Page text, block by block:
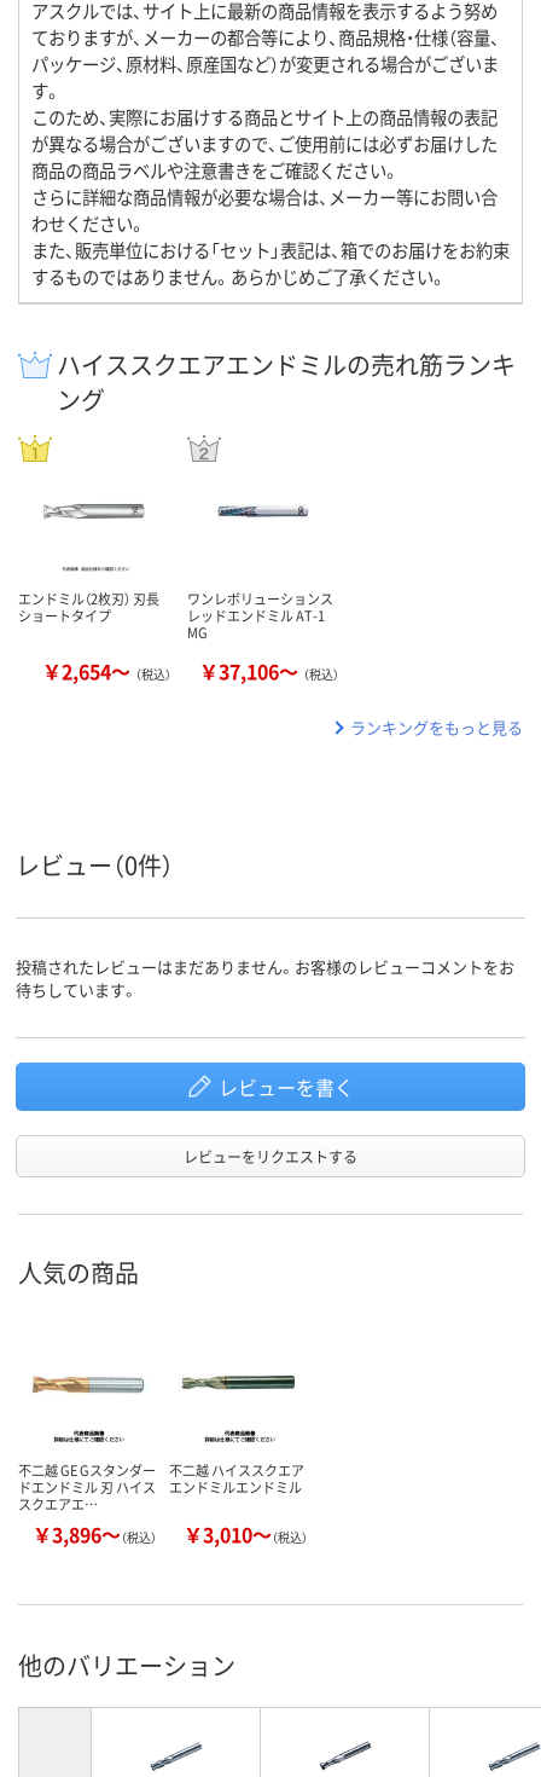
アスクルでは、サイト上に最新の商品情報を表示するよう努め
ておりますが、メーカーの都合等により、商品規格・仕様（容量、
パッケージ、原材料、原産国など）が変更される場合がございま
す。
このため、実際にお届けする商品とサイト上の商品情報の表記
が異なる場合がございますので、ご使用前には必ずお届けした
商品の商品ラベルや注意書きをご確認ください。
さらに詳細な商品情報が必要な場合は、メーカー等にお問い合
わせください。
また、販売単位における「セット」表記は、箱でのお届けをお約束
するものではありません。あらかじめご了承ください。
ハイススクエアエンドミルの売れ筋ランキ
ング
エンドミル（2枚刃） 刃長
ショートタイプ
￥2,654～ （税込）
ワンレボリューションス
レッドエンドミル AT-1
MG
￥37,106～ （税込）
ランキングをもっと見る
レビュー（0件）
投稿されたレビューはまだありません。お客様のレビューコメントをお
待ちしています。
レビューを書く
レビューをリクエストする
人気の商品
不二越 GE Gスタンダー
ドエンドミル 刃 ハイス
スクエアエ…
￥3,896～（税込）
不二越 ハイススクエア
エンドミルエンドミル
￥3,010～（税込）
他のバリエーション